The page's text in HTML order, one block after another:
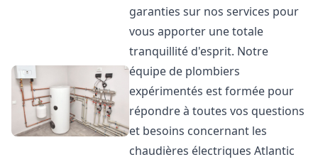
garanties sur nos services pour
vous apporter une totale
tranquillité d'esprit. Notre
équipe de plombiers
expérimentés est formée pour
répondre à toutes vos questions
et besoins concernant les
chaudières électriques Atlantic